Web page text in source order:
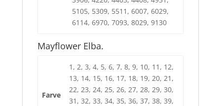
5105, 5309, 5511, 6007, 6029,
6114, 6970, 7093, 8029, 9130
Mayflower Elba.
Farve
1, 2, 3, 4, 5, 6, 7, 8, 9, 10, 11, 12,
13, 14, 15, 16, 17, 18, 19, 20, 21,
22, 23, 24, 25, 26, 27, 28, 29, 30,
31, 32, 33, 34, 35, 36, 37, 38, 39,